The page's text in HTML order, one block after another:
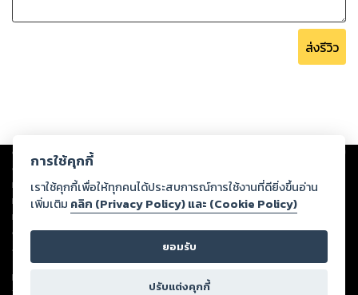
ส่งรีวิว
Copyright © 2026
ต่อผลงานหรือเนื้อหาใดที่อัปโหลดผ่านเว็บไซต์และปรากฏว่าละเมิดสิทธิใน
ทรัพย์สินทางปัญญาของบุคคลอื่นหรือขัดต่อกฎหมายและศีลธรรม ดังนั้น ผู้อ่าน
ทุกท่านโปรดใช้วิจารณญาณในการกลั่นกรองด้วยตนเอง และหากท่านพบว่าส่วน
หนึ่งส่วนใดขัดต่อกฎหมายและศีลธรรม กรุณาแจ้งมายังบริษัท เพื่อทีมงานจะได้
ดำเนินการในทันที ทั้งนี้ ทางสตอรี่ล็อกขอสงวนลิขสิทธิ์ตามพระราชบัญญัติ
ลิขสิทธิ์ พ.ศ. 2537 (ฉบับล่าสุด)
For support: member@ookbee.com
การใช้คุกกี้
เราใช้คุกกี้เพื่อให้ทุกคนได้ประสบการณ์การใช้งานที่ดียิ่งขึ้นอ่าน
เพิ่มเติม คลิก (Privacy Policy) และ (Cookie Policy)
ยอมรับ
ปรับแต่งคุกกี้